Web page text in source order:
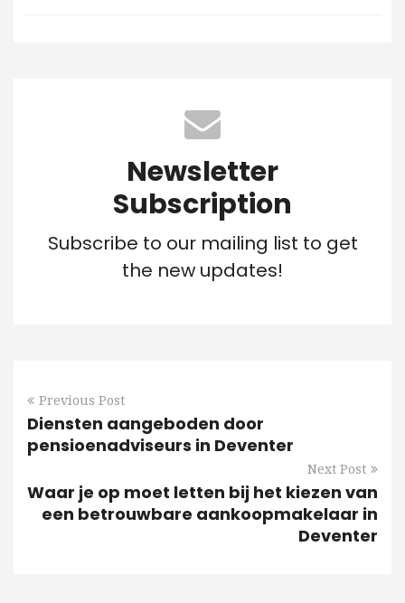
Newsletter
Subscription
Subscribe to our mailing list to get
the new updates!
Previous Post
Diensten aangeboden door
pensioenadviseurs in Deventer
Next Post
Waar je op moet letten bij het kiezen van
een betrouwbare aankoopmakelaar in
Deventer